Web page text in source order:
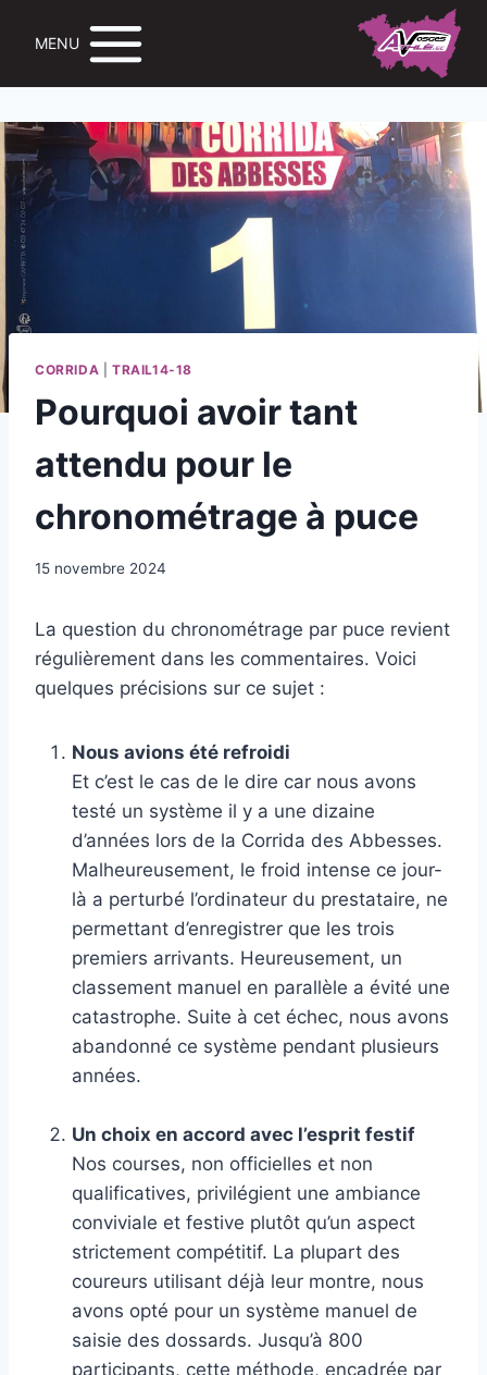
MENU
CORRIDA TRAIL14-18
Pourquoi avoir tant
attendu pour le
chronométrage à puce
15 novembre 2024
La question du chronométrage par puce revient
régulièrement dans les commentaires. Voici
quelques précisions sur ce sujet :
Nous avions été refroidi
Et c’est le cas de le dire car nous avons
testé un système il y a une dizaine
d’années lors de la Corrida des Abbesses.
Malheureusement, le froid intense ce jour-
là a perturbé l’ordinateur du prestataire, ne
permettant d’enregistrer que les trois
premiers arrivants. Heureusement, un
classement manuel en parallèle a évité une
catastrophe. Suite à cet échec, nous avons
abandonné ce système pendant plusieurs
années.
Un choix en accord avec l’esprit festif
Nos courses, non officielles et non
qualificatives, privilégient une ambiance
conviviale et festive plutôt qu’un aspect
strictement compétitif. La plupart des
coureurs utilisant déjà leur montre, nous
avons opté pour un système manuel de
saisie des dossards. Jusqu’à 800
participants, cette méthode, encadrée par